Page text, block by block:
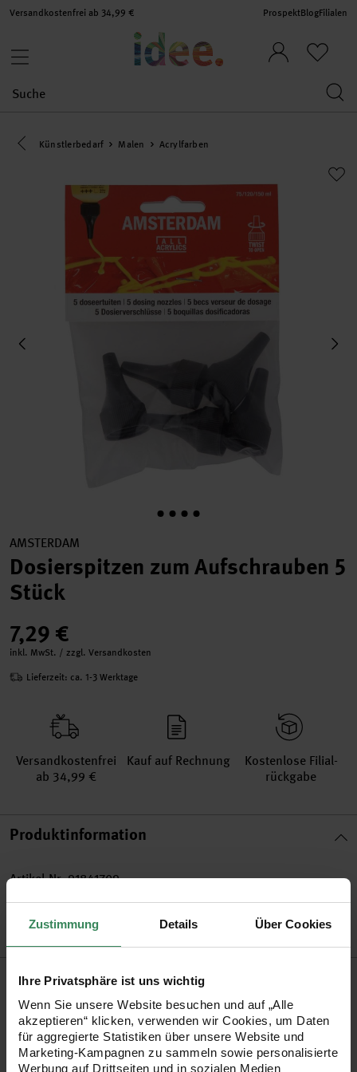
Zustimmung Details Über Cookies
Ihre Privatsphäre ist uns wichtig
Wenn Sie unsere Website besuchen und auf „Alle
akzeptieren“ klicken, verwenden wir Cookies, um Daten
für aggregierte Statistiken über unsere Website und
Marketing-Kampagnen zu sammeln sowie personalisierte
Werbung auf Drittseiten und in sozialen Medien
Versandkostenfrei ab 34,99 € ProspektBlogFilialen
Eine Kategorie zurück navigieren
Künstlerbedarf Malen Acrylfarben
AMSTERDAM
Dosierspitzen zum Aufschrauben 5
Stück
7,29 €
inkl. MwSt. / zzgl. Versandkosten
Lieferzeit: ca. 1-3 Werktage
Versand­kosten­frei
ab 34,99 €
Kauf auf Rechnung
Kosten­lose Filial­
rückgabe
Produktinformation
Artikel-Nr.91841709
Bestell-Nr.2884684
Produktbeschreibung
Die Lösung zum Malen direkt aus der Tube sind die
Amsterdam Dosierspitzen. Schrauben Sie die Spitzen auf die
Tube und malen Sie mit feinen Linien drauf los.